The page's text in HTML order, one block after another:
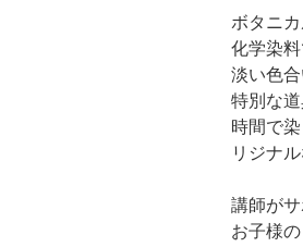
ボタニ
化学染
淡い色合
特別な
時間で
リジナ
講師が
お子様